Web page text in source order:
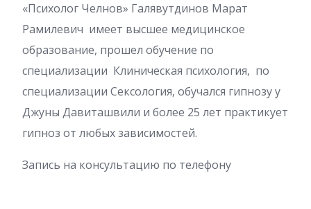
«Психолог Челнов» Галявутдинов Марат
Рамилевич имеет высшее медицинское
образование, прошел обучение по
специализации Клиническая психология, по
специализации Сексология, обучался гипнозу у
Джуны Давиташвили и более 25 лет практикует
гипноз от любых зависимостей.
Запись на консультацию по телефону